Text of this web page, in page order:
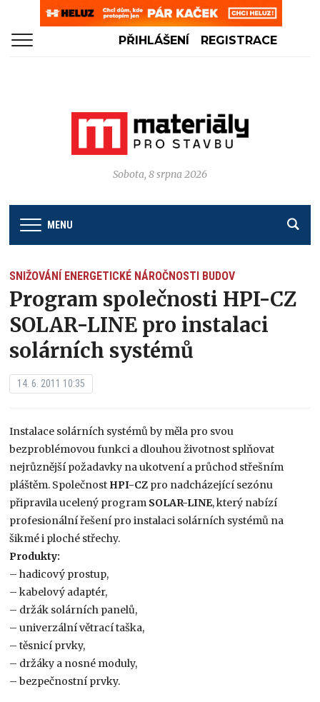
PŘIHLÁŠENÍ REGISTRACE
Sobota, 8 srpna 2026
MENU
SNIŽOVÁNÍ ENERGETICKÉ NÁROČNOSTI BUDOV
Program společnosti HPI-CZ
SOLAR-LINE pro instalaci
solárních systémů
14. 6. 2011 10:35
Instalace solárních systémů by měla pro svou
bezproblémovou funkci a dlouhou životnost splňovat
nejrůznější požadavky na ukotvení a průchod střešním
pláštěm. Společnost HPI-CZ pro nadcházející sezónu
připravila ucelený program SOLAR-LINE, který nabízí
profesionální řešení pro instalaci solárních systémů na
šikmé i ploché střechy.
Produkty:
– hadicový prostup,
– kabelový adaptér,
– držák solárních panelů,
– univerzální větrací taška,
– těsnicí prvky,
– držáky a nosné moduly,
– bezpečnostní prvky.